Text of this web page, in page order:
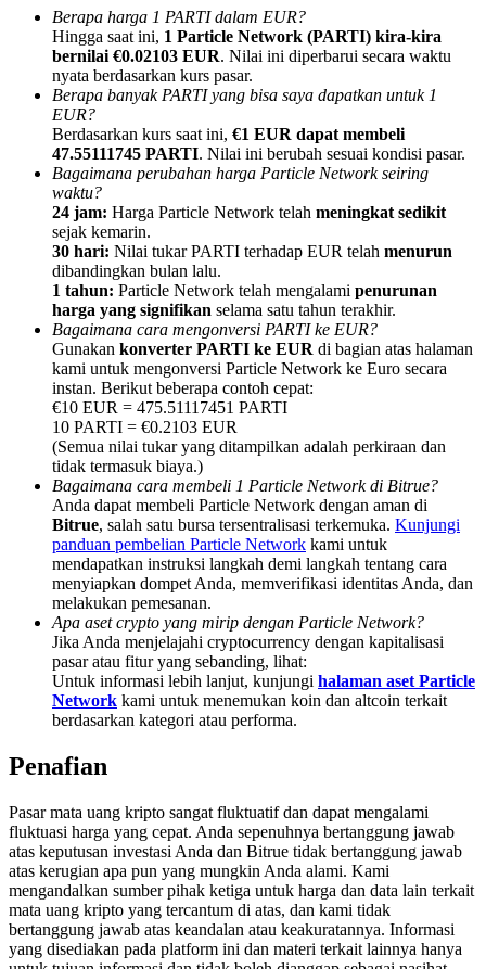
Referensi
Undang teman untuk mendapatkan imbalan tunai
Deposit CASHCAT & Win
Deposit CASHCAT & Win
Share 500000 CASHCAT prize pool
Exclusive for BitMart Users
Register & Trade to Win 500,000 USDT
Trade Gold & Silver · 33,333 USDT Bonus
USDT New User Exclusive 10% APR
USDT Flexible Staking | Daily Rewards
Berapa harga 1 PARTI dalam EUR?
Hingga saat ini, 1 Particle Network (PARTI) kira-kira
bernilai €0.02103 EUR. Nilai ini diperbarui secara waktu
nyata berdasarkan kurs pasar.
Berapa banyak PARTI yang bisa saya dapatkan untuk 1
EUR?
Berdasarkan kurs saat ini, €1 EUR dapat membeli
47.55111745 PARTI. Nilai ini berubah sesuai kondisi pasar.
Bagaimana perubahan harga Particle Network seiring
waktu?
24 jam: Harga Particle Network telah meningkat sedikit
sejak kemarin.
30 hari: Nilai tukar PARTI terhadap EUR telah menurun
dibandingkan bulan lalu.
1 tahun: Particle Network telah mengalami penurunan
harga yang signifikan selama satu tahun terakhir.
Bagaimana cara mengonversi PARTI ke EUR?
Gunakan konverter PARTI ke EUR di bagian atas halaman
kami untuk mengonversi Particle Network ke Euro secara
instan. Berikut beberapa contoh cepat:
€10 EUR = 475.51117451 PARTI
10 PARTI = €0.2103 EUR
(Semua nilai tukar yang ditampilkan adalah perkiraan dan
tidak termasuk biaya.)
Bagaimana cara membeli 1 Particle Network di Bitrue?
Anda dapat membeli Particle Network dengan aman di
Bitrue, salah satu bursa tersentralisasi terkemuka. Kunjungi
panduan pembelian Particle Network kami untuk
mendapatkan instruksi langkah demi langkah tentang cara
menyiapkan dompet Anda, memverifikasi identitas Anda, dan
melakukan pemesanan.
Apa aset crypto yang mirip dengan Particle Network?
Jika Anda menjelajahi cryptocurrency dengan kapitalisasi
pasar atau fitur yang sebanding, lihat:
Untuk informasi lebih lanjut, kunjungi halaman aset Particle
Network kami untuk menemukan koin dan altcoin terkait
berdasarkan kategori atau performa.
Penafian
Pasar mata uang kripto sangat fluktuatif dan dapat mengalami
fluktuasi harga yang cepat. Anda sepenuhnya bertanggung jawab
atas keputusan investasi Anda dan Bitrue tidak bertanggung jawab
atas kerugian apa pun yang mungkin Anda alami. Kami
mengandalkan sumber pihak ketiga untuk harga dan data lain terkait
mata uang kripto yang tercantum di atas, dan kami tidak
bertanggung jawab atas keandalan atau keakuratannya. Informasi
yang disediakan pada platform ini dan materi terkait lainnya hanya